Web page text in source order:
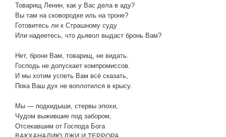
Товарищ Ленин, как у Вас дела в аду?
Вы там на сковородке иль на троне?
Готовитесь ли к Страшному суду
Или надеетесь, что дьявол выдаст бронь Вам?
Нет, брони Вам, товарищ, не видать.
Господь не допускает компромиссов.
И мы хотим успеть Вам всё сказать,
Пока Ваш дух не воплотился в крысу.
Мы — подкидыши, стервы эпохи,
Чудом выжившие под забором,
Отсекавшим от Господа Бога